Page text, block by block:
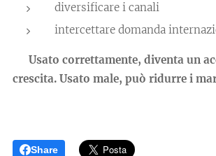
diversificare i canali
intercettare domanda
➡️ Usato correttamente, diventa un
crescita. Usato male, può ridurre i
Share